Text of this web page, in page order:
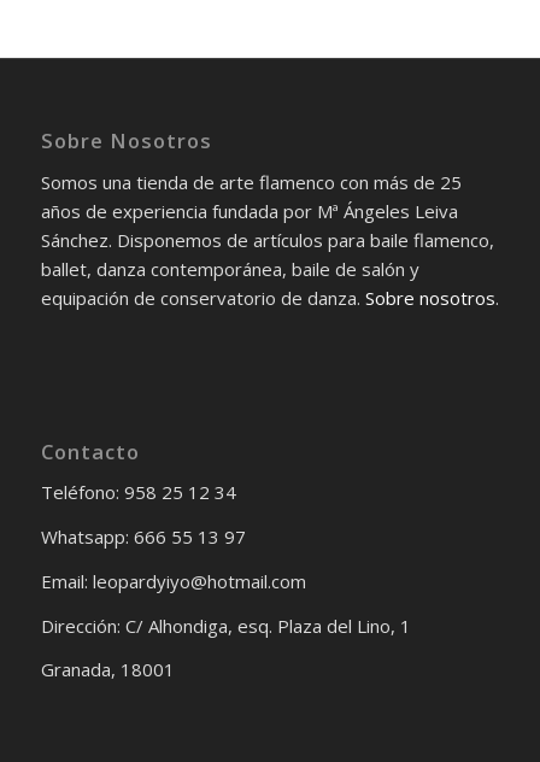
Sobre Nosotros
Somos una tienda de arte flamenco con más de 25
años de experiencia fundada por Mª Ángeles Leiva
Sánchez. Disponemos de artículos para baile flamenco,
ballet, danza contemporánea, baile de salón y
equipación de conservatorio de danza. Sobre nosotros.
Contacto
Teléfono: 958 25 12 34
Whatsapp: 666 55 13 97
Email: leopardyiyo@hotmail.com
Dirección: C/ Alhondiga, esq. Plaza del Lino, 1
Granada, 18001